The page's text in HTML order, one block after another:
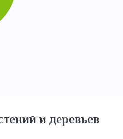
и деревьев